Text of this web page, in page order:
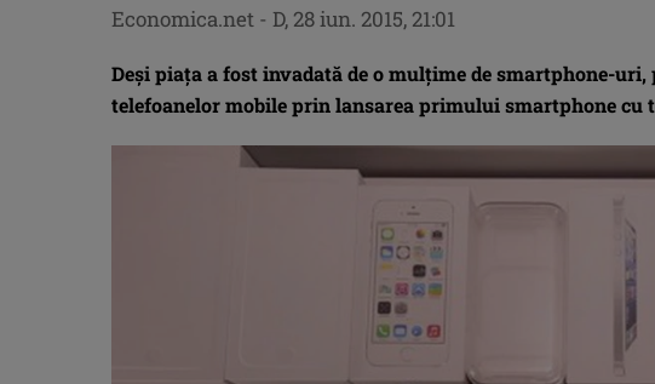
Deși piața a fost invadată de o mulțime de smartphone-
telefoanelor mobile prin lansarea primului smartphone cu
Economica.net - D, 28 iun. 2015, 21:01